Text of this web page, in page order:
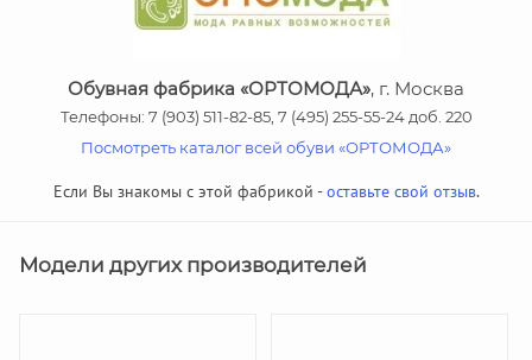
Обувная фабрика «ОРТОМОДА», г. Москва
Телефоны: 7 (903) 511-82-85, 7 (495) 255-55-24 доб. 220
Посмотреть каталог всей обуви «ОРТОМОДА»
Если Вы знакомы с этой фабрикой -оставьте свой отзыв.
Модели других производителей